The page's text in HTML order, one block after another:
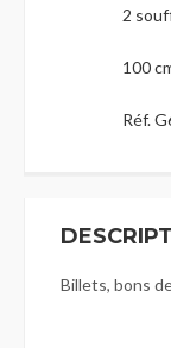
2
100
Réf.
Billets, bons